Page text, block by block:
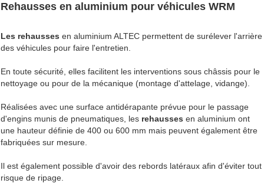
Rehausses en aluminium pour véhicules WRM
Les rehausses en aluminium ALTEC permettent de surélever l'arrière
des véhicules pour faire l'entretien.
En toute sécurité, elles facilitent les interventions sous châssis pour le
nettoyage ou pour de la mécanique (montage d'attelage, vidange).
Réalisées avec une surface antidérapante prévue pour le passage
d'engins munis de pneumatiques, les rehausses en aluminium ont
une hauteur définie de 400 ou 600 mm mais peuvent également être
fabriquées sur mesure.
Il est également possible d'avoir des rebords latéraux afin d'éviter tout
risque de ripage.